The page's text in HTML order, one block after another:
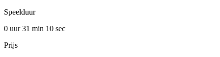
Speelduur
0 uur 31 min 10 sec
Prijs